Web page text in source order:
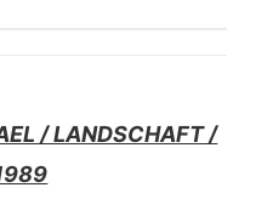
/ LANDSCHAFT /